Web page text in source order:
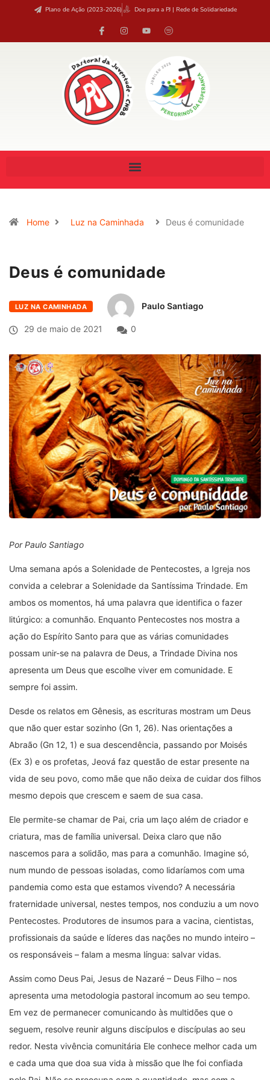
Plano de Ação (2023-2026) Doe para a PJ | Rede de Solidariedade
Home Luz na Caminhada Deus é comunidade
Deus é comunidade
LUZ NA CAMINHADA Paulo Santiago
29 de maio de 2021 0
Por Paulo Santiago
Uma semana após a Solenidade de Pentecostes, a Igreja nos
convida a celebrar a Solenidade da Santíssima Trindade. Em
ambos os momentos, há uma palavra que identifica o fazer
litúrgico: a comunhão. Enquanto Pentecostes nos mostra a
ação do Espírito Santo para que as várias comunidades
possam unir-se na palavra de Deus, a Trindade Divina nos
apresenta um Deus que escolhe viver em comunidade. E
sempre foi assim.
Desde os relatos em Gênesis, as escrituras mostram um Deus
que não quer estar sozinho (Gn 1, 26). Nas orientações a
Abraão (Gn 12, 1) e sua descendência, passando por Moisés
(Ex 3) e os profetas, Jeová faz questão de estar presente na
vida de seu povo, como mãe que não deixa de cuidar dos filhos
mesmo depois que crescem e saem de sua casa.
Ele permite-se chamar de Pai, cria um laço além de criador e
criatura, mas de família universal. Deixa claro que não
nascemos para a solidão, mas para a comunhão. Imagine só,
num mundo de pessoas isoladas, como lidaríamos com uma
pandemia como esta que estamos vivendo? A necessária
fraternidade universal, nestes tempos, nos conduziu a um novo
Pentecostes. Produtores de insumos para a vacina, cientistas,
profissionais da saúde e líderes das nações no mundo inteiro –
os responsáveis – falam a mesma língua: salvar vidas.
Assim como Deus Pai, Jesus de Nazaré – Deus Filho – nos
apresenta uma metodologia pastoral incomum ao seu tempo.
Em vez de permanecer comunicando às multidões que o
seguem, resolve reunir alguns discípulos e discípulas ao seu
redor. Nesta vivência comunitária Ele conhece melhor cada um
e cada uma que doa sua vida à missão que lhe foi confiada